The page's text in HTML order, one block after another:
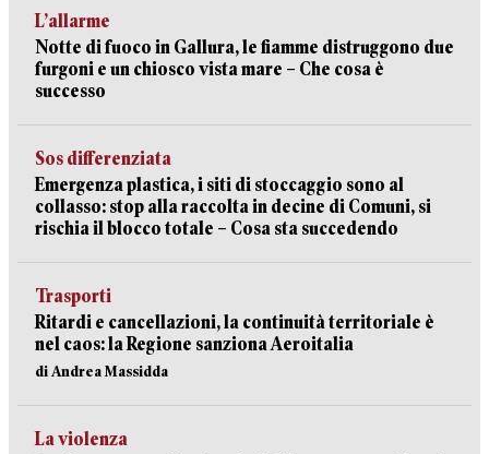
L’allarme
Notte di fuoco in Gallura, le fiamme distruggono due
furgoni e un chiosco vista mare – Che cosa è
successo
Sos differenziata
Emergenza plastica, i siti di stoccaggio sono al
collasso: stop alla raccolta in decine di Comuni, si
rischia il blocco totale – Cosa sta succedendo
Trasporti
Ritardi e cancellazioni, la continuità territoriale è
nel caos: la Regione sanziona Aeroitalia
di Andrea Massidda
La violenza